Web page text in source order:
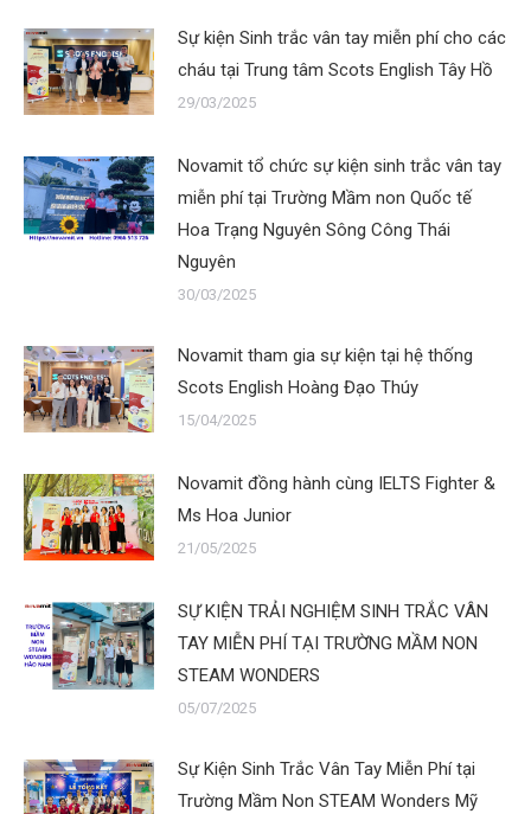
Sự kiện Sinh trắc vân tay miễn phí cho các
cháu tại Trung tâm Scots English Tây Hồ
29/03/2025
Novamit tổ chức sự kiện sinh trắc vân tay
miễn phí tại Trường Mầm non Quốc tế
Hoa Trạng Nguyên Sông Công Thái
Nguyên
30/03/2025
Novamit tham gia sự kiện tại hệ thống
Scots English Hoàng Đạo Thúy
15/04/2025
Novamit đồng hành cùng IELTS Fighter &
Ms Hoa Junior
21/05/2025
SỰ KIỆN TRẢI NGHIỆM SINH TRẮC VÂN
TAY MIỄN PHÍ TẠI TRƯỜNG MẦM NON
STEAM WONDERS
05/07/2025
Sự Kiện Sinh Trắc Vân Tay Miễn Phí tại
Trường Mầm Non STEAM Wonders Mỹ